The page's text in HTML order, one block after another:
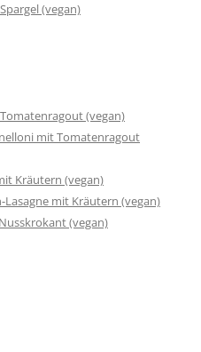
(vegan)
(vegan)
mit Tomatenragout
Kräutern (vegan)
Lasagne mit Kräutern (vegan)
(vegan)